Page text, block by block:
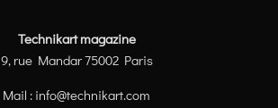
Technikart magazine
9, rue Mandar 75002 Paris
Mail : info@technikart.com